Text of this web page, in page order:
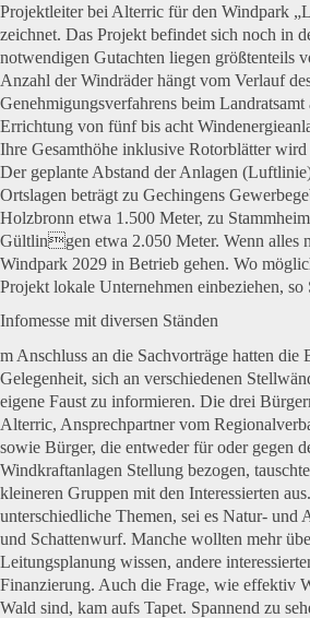
Projektleiter bei Alterric für den Windpark
zeichnet. Das Projekt befindet sich noch in
notwendigen Gutachten liegen größtenteils
Anzahl der Windräder hängt vom Verlauf
Genehmigungsverfahrens beim
Errichtung von fünf bis acht
Ihre Gesamthöhe inklusive Rotorblätter
Der geplante Abstand der Anlagen
Ortslagen beträgt zu Gechingens
Holzbronn etwa 1.500 Meter, zu
Gültlingen etwa 2.050 Meter. Wenn alles
Windpark 2029 in Betrieb gehen. Wo
Projekt lokale Unternehmen einbeziehen, so
Infomesse mit diversen Ständen
m Anschluss an die Sachvorträge hatten die
Gelegenheit, sich an verschiedenen
eigene Faust zu informieren. Die drei
Alterric, Ansprechpartner vom
sowie Bürger, die entweder für oder gegen
Windkraftanlagen Stellung bezogen,
kleineren Gruppen mit den Interessierten
unterschiedliche Themen, sei es Natur- und
und Schattenwurf. Manche wollten mehr
Leitungsplanung wissen, andere
Finanzierung. Auch die Frage, wie effektiv
Wald sind, kam aufs Tapet. Spannend zu